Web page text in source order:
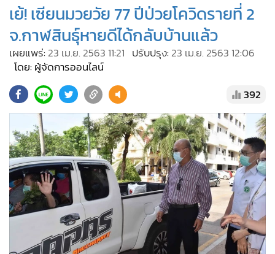
ผู้จัดการรายวัน
• คอลัมนิสต์
• ละคร
CbizReview
• ผู้จัดกวน
Good health & Well-being
• Green Innovation & SD
• Management & HR
• MGR Live
•
Infographic
• การเมือง
ท่องเที่ยว
เย้! เซียนมวยวัย 77 ปีป่วยโควิดรายที่ 2
จ.กาฬสินธุ์หายดีได้กลับบ้านแล้ว
เผยแพร่: 23 เม.ย. 2563 11:21 ปรับปรุง: 23 เม.ย. 2563 12:06
โดย: ผู้จัดการออนไลน์
392